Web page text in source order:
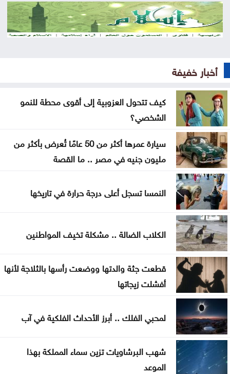
المغرب يتعاون لإعادة القُصّر المغاربة الموجودين لدى
إسبانيا
أسعار النفط تواصل ارتفاعها الجمعة
طقس صيفي عادي اليوم وارتفاع الأحد والاثنين
بعد أقوى صعود منذ فبراير .. إلى أين تتجه أسعار
الذهب؟
تهنئة لــ الدكتور القاضي بسام التلاهين
بعد موسم التخريج .. هل أصبحت الشهادة الجامعية
كافية؟
العنف ضد المرأة .. حق ام جريمة اختيار
عن تهديدات المناخ في المغرب العربي
أخبار خفيفة
كيف تتحول العزوبية إلى أقوى محطة للنمو
الشخصي؟
سيارة عمرها أكثر من 50 عامًا تُعرض بأكثر من
مليون جنيه في مصر .. ما القصة
النمسا تسجل أعلى درجة حرارة في تاريخها
الكلاب الضالة .. مشكلة تخيف المواطنين
قطعت جثة والدتها ووضعت رأسها بالثلاجة لأنها
أفشلت زيجاتها
لمحبي الفلك .. أبرز الأحداث الفلكية في آب
شهب البرشاويات تزين سماء المملكة بهذا
الموعد